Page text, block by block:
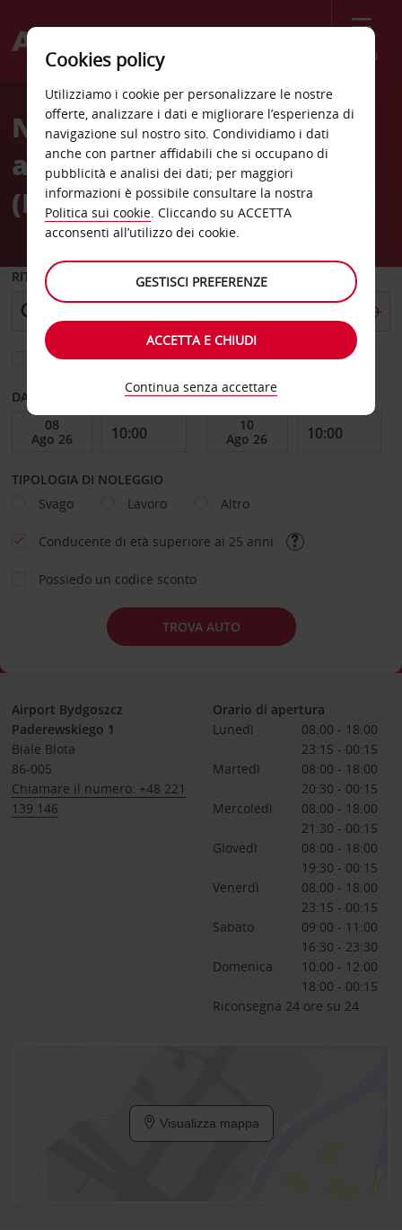
Menù
Welcome
AvisNoleggio auto
all'Aeroporto di Bydgoszcz
(BZG)
RITIRO DA
Scegli una località di riconsegna diversa
DAL GIORNO AL GIORNO
TIPOLOGIA DI NOLEGGIO
Svago
Lavoro Altro
Conducente di età superiore ai 25 anni
Possiedo un codice sconto
TROVA AUTO
Airport Bydgoszcz
Paderewskiego 1
Biale Blota
86-005
Chiamare il numero: +48 221
139 146
Orario di apertura
Lunedì
08:00 - 18:00
23:15 - 00:15
Martedì
08:00 - 18:00
20:30 - 00:15
Mercoledì
08:00 - 18:00
21:30 - 00:15
Giovedì
08:00 - 18:00
19:30 - 00:15
Venerdì
08:00 - 18:00
23:15 - 00:15
Sabato
09:00 - 11:00
16:30 - 23:30
Domenica
10:00 - 12:00
18:00 - 00:15
Riconsegna 24 ore su 24
Visualizza mappa
Cookies policy
Utilizziamo i cookie per personalizzare le nostre
offerte, analizzare i dati e migliorare l’esperienza di
navigazione sul nostro sito. Condividiamo i dati
anche con partner affidabili che si occupano di
pubblicità e analisi dei dati; per maggiori
informazioni è possibile consultare la nostra
Politica sui cookie. Cliccando su ACCETTA
acconsenti all’utilizzo dei cookie.
GESTISCI PREFERENZE
ACCETTA E CHIUDI
Continua senza accettare